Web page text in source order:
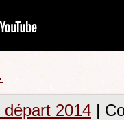
2014 |